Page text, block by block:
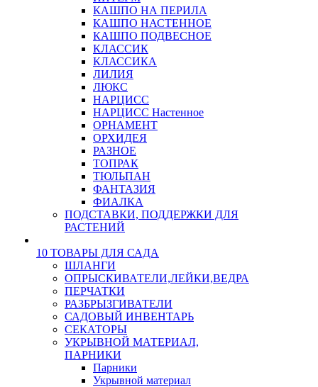
КАШПО НА ПЕРИЛА
КАШПО НАСТЕННОЕ
КАШПО ПОДВЕСНОЕ
КЛАССИК
КЛАССИКА
ЛИЛИЯ
ЛЮКС
НАРЦИСС
НАРЦИСС Настенное
ОРНАМЕНТ
ОРХИДЕЯ
РАЗНОЕ
ТОПРАК
ТЮЛЬПАН
ФАНТАЗИЯ
ФИАЛКА
ПОДСТАВКИ, ПОДДЕРЖКИ ДЛЯ
РАСТЕНИЙ
10 ТОВАРЫ ДЛЯ САДА
ШЛАНГИ
ОПРЫСКИВАТЕЛИ,ЛЕЙКИ,ВЕДРА
ПЕРЧАТКИ
РАЗБРЫЗГИВАТЕЛИ
САДОВЫЙ ИНВЕНТАРЬ
СЕКАТОРЫ
УКРЫВНОЙ МАТЕРИАЛ,
ПАРНИКИ
Парники
Укрывной материал